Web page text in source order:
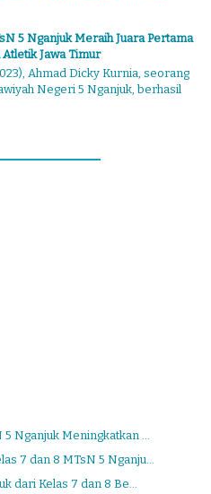
5 Nganjuk Meraih Juara Pertama
Jawa Timur
Ahmad Dicky Kurnia, seorang
Negeri 5 Nganjuk, berhasil
Nganjuk Meningkatkan ...
7 dan 8 MTsN 5 Nganju...
dari Kelas 7 dan 8 Be...